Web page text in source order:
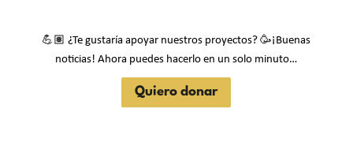
💪🏽 ¿Te gustaría apoyar nuestros proyectos?🥳¡Buenas
noticias! Ahora puedes hacerlo en un solo minuto…
Quiero donar